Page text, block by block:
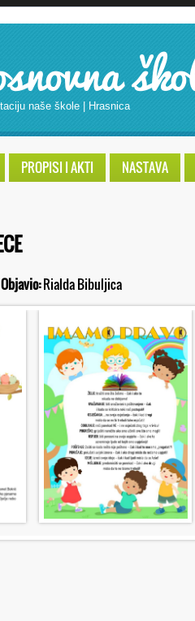
naše škole | Hrasnica
PROPISI I AKTI NASTAVA
Objavio:Rialda Bibuljica